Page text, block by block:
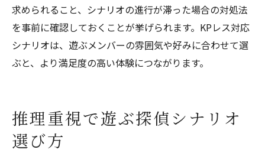
求められること、シナリオの進行が滞った場合の対処法
を事前に確認しておくことが挙げられます。KPレス対応
シナリオは、遊ぶメンバーの雰囲気や好みに合わせて選
ぶと、より満足度の高い体験につながります。
推理重視で遊ぶ探偵シナリオ
選び方